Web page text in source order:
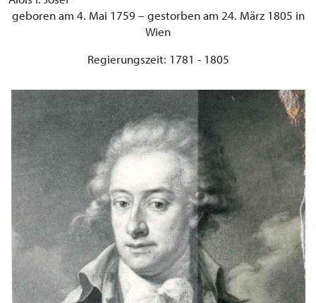
geboren am 4. Mai 1759 – gestorben am 24. März 1805 in
Wien
Regierungszeit: 1781 - 1805